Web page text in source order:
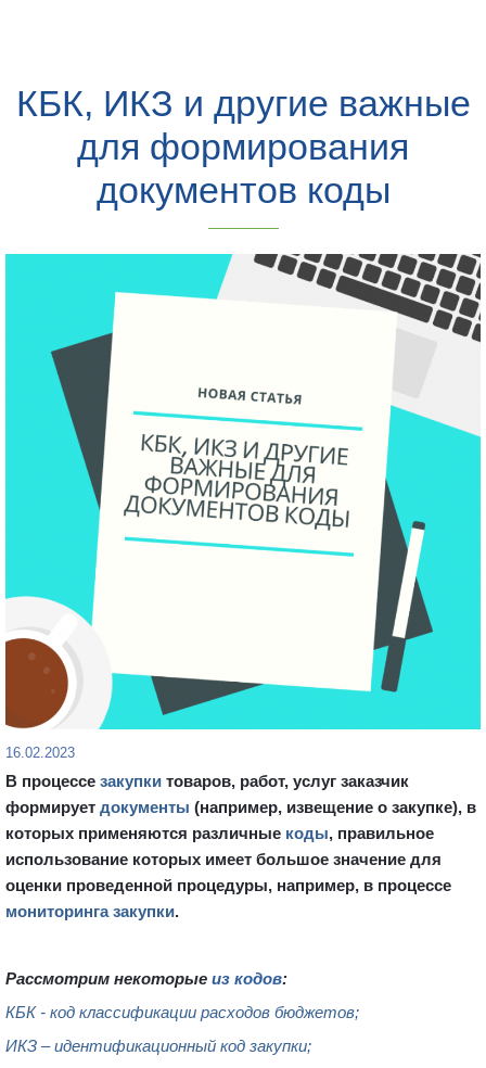
КБК, ИКЗ и другие важные
для формирования
документов коды
16.02.2023
В процессе закупки товаров, работ, услуг заказчик
формирует документы (например, извещение о закупке), в
которых применяются различные коды, правильное
использование которых имеет большое значение для
оценки проведенной процедуры, например, в процессе
мониторинга закупки.
Рассмотрим некоторые из кодов:
КБК- код классификации расходов бюджетов;
ИКЗ – идентификационный код закупки;